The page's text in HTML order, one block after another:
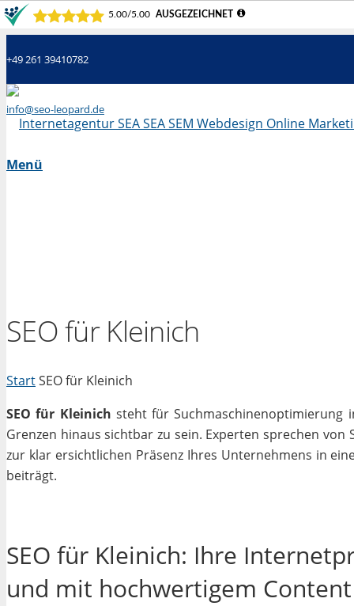
+49 261 39410782
info@seo-leopard.de
Menü
SEO für Kleinich
StartSEO für Kleinich
SEO für Kleinich steht für
Grenzen hinaus sichtbar zu sein. Experten sprechen von
zur klar ersichtlichen Präsenz Ihres Unternehmens in
beiträgt.
SEO für Kleinich: Ihre
und mit hochwertigem Content